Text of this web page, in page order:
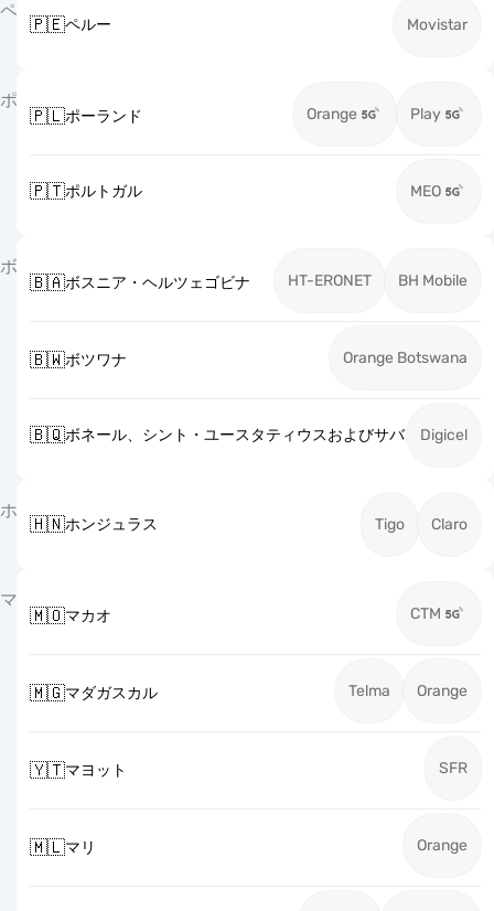
ペ
🇵🇪ペルー Movistar
ポ
🇵🇱ポーランド Orange Play
🇵🇹ポルトガル MEO
ボ
🇧🇦ボスニア・ヘルツェゴビナ HT-ERONET BH Mobile
🇧🇼ボツワナ Orange Botswana
🇧🇶ボネール、シント・ユースタティウスおよびサバ Digicel
ホ
🇭🇳ホンジュラス Tigo Claro
マ
🇲🇴マカオ CTM
🇲🇬マダガスカル Telma Orange
🇾🇹マヨット SFR
🇲🇱マリ Orange